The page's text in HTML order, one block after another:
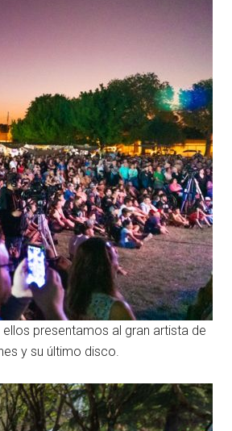
presentamos al gran artista de
y su último disco.